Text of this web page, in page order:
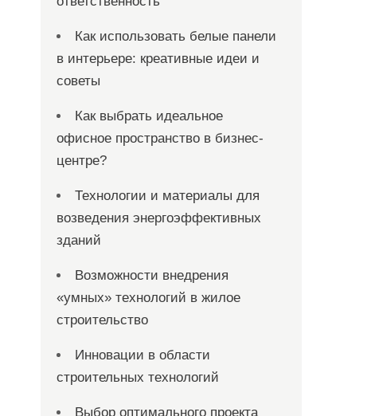
Как использовать белые панели
в интерьере: креативные идеи и
советы
Как выбрать идеальное
офисное пространство в бизнес-
центре?
Технологии и материалы для
возведения энергоэффективных
зданий
Возможности внедрения
«умных» технологий в жилое
строительство
Инновации в области
строительных технологий
Выбор оптимального проекта